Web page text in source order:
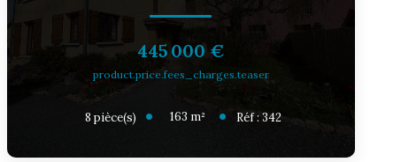
445 000 €
product.price.fees_charges.teaser
8pièce(s) 163 m² Réf :342